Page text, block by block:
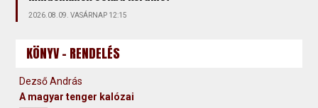
2026.08.09. VASÁRNAP 12:15
KÖNYV - RENDELÉS
Dezső András
A magyar tenger kalózai